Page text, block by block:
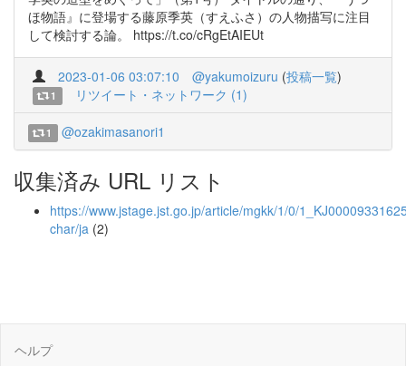
ほ物語』に登場する藤原季英（すえふさ）の人物描写に注目
して検討する論。 https://t.co/cRgEtAIEUt
2023-01-06 03:07:10 @yakumoizuru (投稿一覧)
1 リツイート・ネットワーク (1)
1 @ozakimasanori1
収集済み URL リスト
https://www.jstage.jst.go.jp/article/mgkk/1/0/
char/ja (2)
ヘルプ